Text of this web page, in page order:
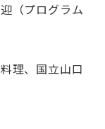
（プログラム
理、国立山口